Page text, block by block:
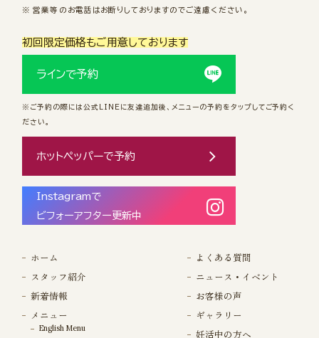
営業等のお電話はお断りしておりますのでご遠慮ください。
初回限定価格もご用意しております
ラインで予約
※ご予約の際には公式LINEに友達追加後、メニューの予約をタップしてご予約く
ださい。
ホットペッパーで予約
Instagramで
ビフォーアフター更新中
ホーム
スタッフ紹介
新着情報
メニュー
English Menu
よくある質問
ニュース・イベント
お客様の声
ギャラリー
妊活中の方へ